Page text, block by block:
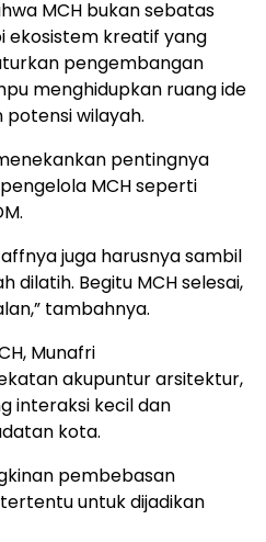
MCH bukan sebatas
ekosistem kreatif yang
pengembangan
menghidupkan ruang ide
potensi wilayah.
pentingnya
MCH seperti
juga harusnya sambil
dilatih. Begitu MCH selesai,
tambahnya.
Munafri
akupuntur arsitektur,
interaksi kecil dan
kota.
pembebasan
untuk dijadikan